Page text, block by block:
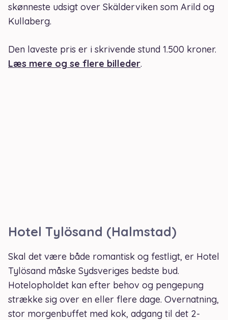
skønneste udsigt over Skälderviken som Arild og
Kullaberg.
Den laveste pris er i skrivende stund 1.500 kroner.
Læs mere og se flere billeder.
Hotel Tylösand (Halmstad)
Skal det være både romantisk og festligt, er Hotel
Tylösand måske Sydsveriges bedste bud.
Hotelopholdet kan efter behov og pengepung
strække sig over en eller flere dage. Overnatning,
stor morgenbuffet med kok, adgang til det 2-